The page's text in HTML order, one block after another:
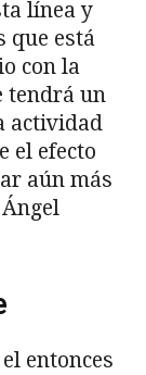
línea y
que está
con la
tendrá un
actividad
el efecto
aún más
entonces